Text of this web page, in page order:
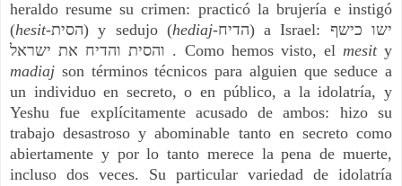
heraldo resume su crimen: practicó la brujería e instigó
(hesit-הסית) y sedujo (hediaj-הדיח) a Israel: ישו כישף
והסית והדיח את ישראל . Como hemos visto, el mesity
madiaj son términos técnicos para alguien que seduce a
un individuo en secreto, o en público, a la idolatría, y
Yeshu fue explícitamente acusado de ambos: hizo su
trabajo desastroso y abominable tanto en secreto como
abiertamente y por lo tanto merece la pena de muerte,
incluso dos veces. Su particular variedad de idolatría